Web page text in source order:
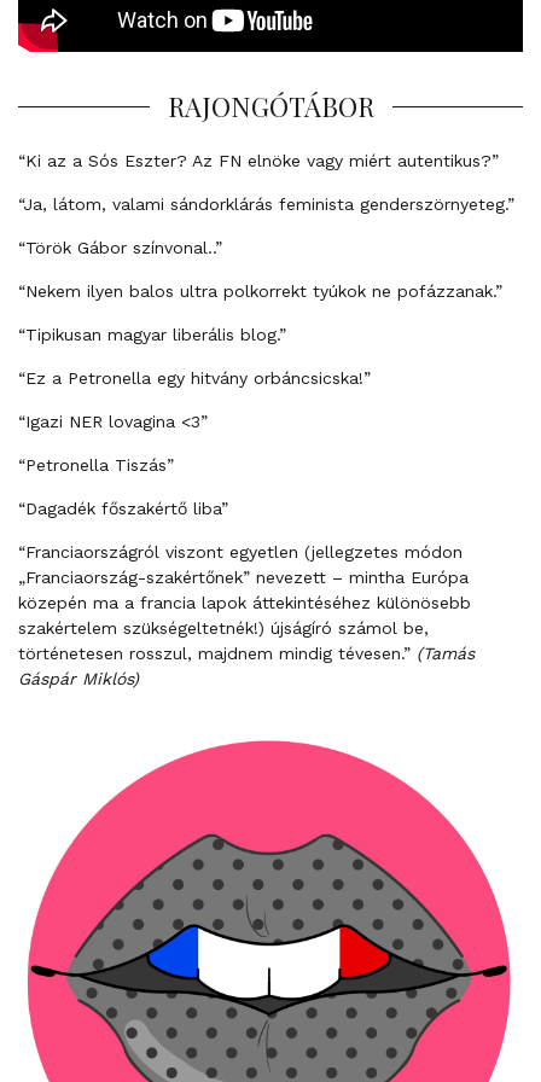
RAJONGÓTÁBOR
“Ki az a Sós Eszter? Az FN elnöke vagy miért autentikus?”
“Ja, látom, valami sándorklárás feminista genderszörnyeteg.”
“Török Gábor színvonal..”
“Nekem ilyen balos ultra polkorrekt tyúkok ne pofázzanak.”
“Tipikusan magyar liberális blog.”
“Ez a Petronella egy hitvány orbáncsicska!”
“Igazi NER lovagina <3”
“Petronella Tiszás”
“Dagadék főszakértő liba”
“Franciaországról viszont egyetlen (jellegzetes módon
„Franciaország-szakértőnek” nevezett – mintha Európa
közepén ma a francia lapok áttekintéséhez különösebb
szakértelem szükségeltetnék!) újságíró számol be,
történetesen rosszul, majdnem mindig tévesen.” (Tamás
Gáspár Miklós)